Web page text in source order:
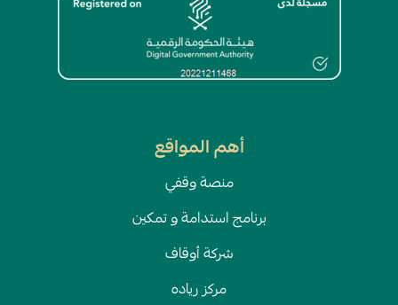
أهم المواقع
منصة وقفي
برنامج استدامة و تمكين
شركة أوقاف
مركز رياده